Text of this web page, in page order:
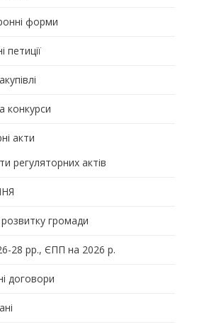
форми
петиції
конкурси
акти
регуляторних актів
розвитку громади
28 рр., ЄПП на 2026 р.
договори